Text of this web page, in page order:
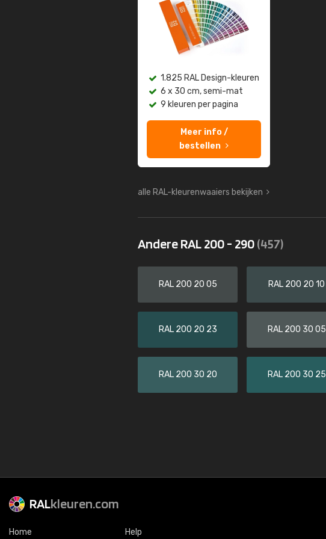
1.825 RAL Design-kleuren
6 x 30 cm, semi-mat
9 kleuren per pagina
Meer info /
bestellen
alle RAL-kleurenwaaiers bekijken
Andere RAL 200 - 290(457)
RAL 200 20 05 RAL 200 20 10
RAL 200 20 23 RAL 200 30 05
RAL 200 30 20 RAL 200 30 25
RALkleuren.com
Home Help